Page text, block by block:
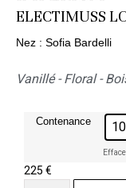
ELECTIMUSS
Nez : Sofia Bardelli
Vanillé - Floral -
Contenance
225€